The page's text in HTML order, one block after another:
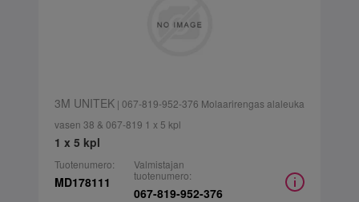
3M UNITEK| 067-819-952-376 Molaarirengas alaleuka
vasen 38 & 067-819 1 x 5 kpl
1 x 5 kpl
Tuotenumero:
MD178111
Valmistajan
tuotenumero:
067-819-952-376